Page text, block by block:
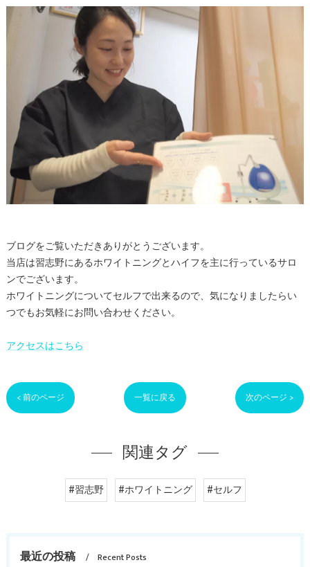
ブログをご覧いただきありがとうございます。
当店は習志野にあるホワイトニングとハイフを主に行っているサロ
ンでございます。
ホワイトニングについてセルフで出来るので、気になりましたらい
つでもお気軽にお問い合わせください。
アクセスはこちら
< 前のページ 一覧に戻る 次のページ >
関連タグ
#習志野 #ホワイトニング #セルフ
最近の投稿 Recent Posts